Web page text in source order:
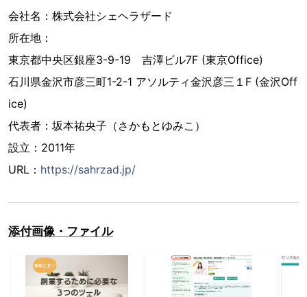
会社名：株式会社シェヘラザード
所在地：
東京都中央区銀座3-9-19 吉澤ビル7F (東京Office)
⽯川県⾦沢市彦三町1-2-1 アソルティ⾦沢彦三１F (⾦沢Off
ice)
代表者：坂本祐央⼦（さかもとゆみこ）
設⽴：2011年
URL： https://sahrzad.jp/
添付画像・ファイル